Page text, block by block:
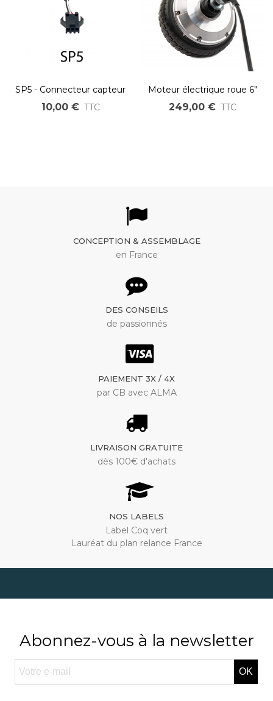
SP5 - Connecteur capteur
pédalier ou accélérateur
10,00 € TTC
Moteur électrique roue 6"
160mm pour industrie et
loisir entraxe 132.5mm
249,00 € TTC
CONCEPTION & ASSEMBLAGE
en France
DES CONSEILS
de passionnés
PAIEMENT 3X / 4X
par CB avec ALMA
LIVRAISON GRATUITE
dès 100€ d'achats
NOS LABELS
Label Coq vert
Lauréat du plan relance France
Abonnez-vous à la newsletter
OK